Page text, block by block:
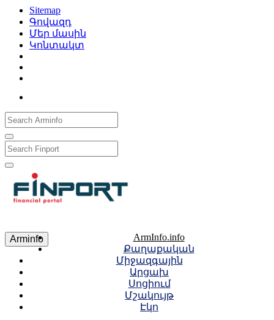
Sitemap
Գովազդ
Մեր մասին
Կոնտակտ
Arminfo
ArmInfo.info
Քաղաքական
Միջազգային
Արցախ
Սոցիում
Մշակույթ
Էկո